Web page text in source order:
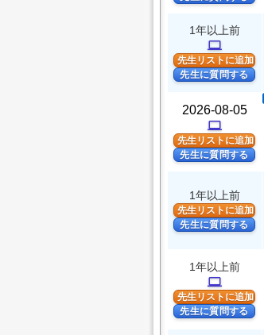
1年以上前
computer
先生リストに追加
先生に質問する
2026-08-05
computer
先生リストに追加
先生に質問する
1年以上前
先生リストに追加
先生に質問する
1年以上前
computer
先生リストに追加
先生に質問する